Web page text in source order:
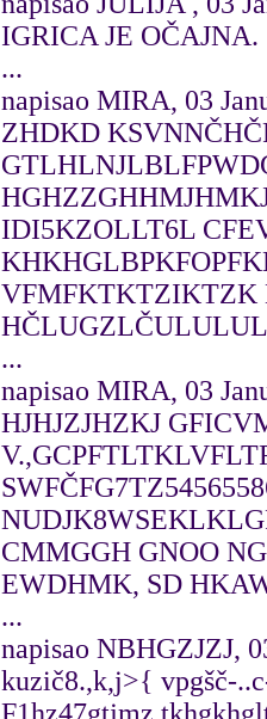
IGRICA JE OČAJNA.
...
napisao MIRA, 03
ZHDKD
IDI5KZOLLT6L
VFMFKTKTZIKTZK
...
napisao MIRA, 03
HJHJZJHZKJ
CMMGGH GNOO
EWDHMK, SD
...
napisao NBHGZJZJ,
kuzič8.,k,j>{ vpgšč-